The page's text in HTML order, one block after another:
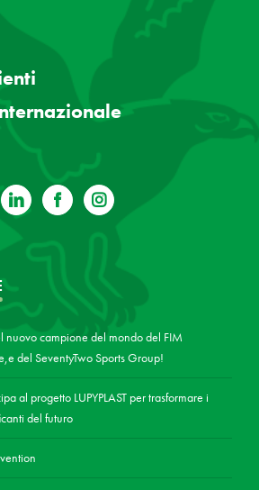
nuovo campione del mondo del FIM
del SeventyTwo Sports Group!
al progetto LUPYPLAST per trasformare i
del futuro